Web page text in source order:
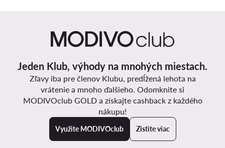
Jeden Klub, výhody na mnohých miestach.
Zľavy iba pre členov Klubu, predĺžená lehota na
vrátenie a mnoho ďalšieho. Odomknite si
MODIVOclub GOLD a získajte cashback z každého
nákupu!
Využite MODIVOclub Zistite viac